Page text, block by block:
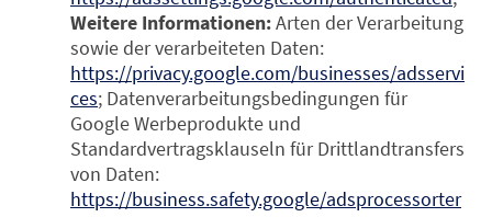
Weitere Informationen:Arten der Verarbeitung
sowie der verarbeiteten Daten:
https://privacy.google.com/businesses/adsservi
ces; Datenverarbeitungsbedingungen für
Google Werbeprodukte und
Standardvertragsklauseln für Drittlandtransfers
von Daten:
https://business.safety.google/adsprocessorter